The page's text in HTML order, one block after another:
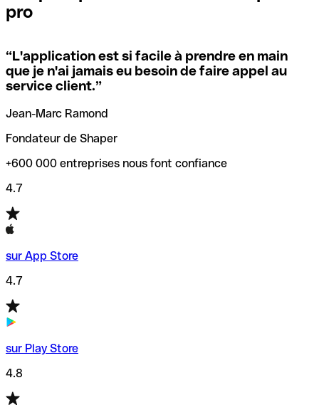
locales.
Si vous n'êtes pas sûr du code SWIFT que vous devriez
utiliser, nous avons développé un outil de recherche de
codes SWIFT par nom de banque.
vérification/recherche de codes SWIFT. Ainsi, vous pouvez
trouver et vérifier vos codes SWIFT avant de réaliser vos
transferts d’argent.
pro
“L'application est si facile à prendre en main
que je n'ai jamais eu besoin de faire appel au
service client.”
Jean-Marc Ramond
Fondateur de Shaper
+600 000 entreprises nous font confiance
4.7
sur App Store
4.7
sur Play Store
4.8